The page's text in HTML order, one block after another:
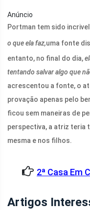
Anúncio
Portman tem sido
o que ela faz,uma fonte
entanto, no final do dia,
tentando salvar algo que
acrescentou a fonte, o
provação apenas pelo
ficou sem maneiras de
perspectiva, a atriz teria
mesma e nos filhos.
2ª Casa Em
Artigos